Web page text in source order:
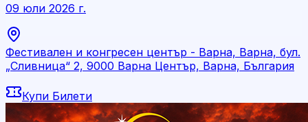
09 юли 2026 г.
Фестивален и конгресен център - Варна, Варна, бул.
„Сливница“ 2, 9000 Варна Център, Варна, България
Купи Билети